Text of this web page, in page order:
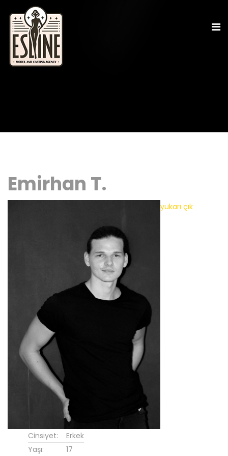
Emirhan T.
Cinsiyet:
Erkek
Yaşı:
17
yukarı çık